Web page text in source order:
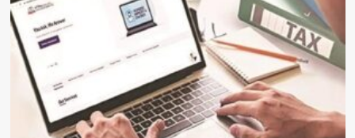
2
जुटाएगी
अडाणी
एंटरप्राइजेज,
बड़े
निवेशकों